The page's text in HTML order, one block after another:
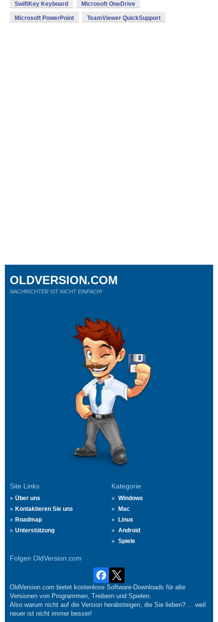
SwiftKey Keyboard Microsoft OneDrive
Microsoft PowerPoint TeamViewer QuickSupport
Site Links
Über uns
Kontaktieren Sie uns
Roadmap
Unterstützung
Kategorie
Windows
Mac
Linux
Android
Spiele
Folgen OldVersion.com
OLDVERSION.COM
NACHRICHTER IST NICHT EINFACH!
OldVersion.com bietet kostenlose Software-Downloads für alte
Versionen von Programmen, Treibern und Spielen.
Also warum nicht auf die Version herabsteigen, die Sie lieben?.... weil
neuer ist nicht immer besser!